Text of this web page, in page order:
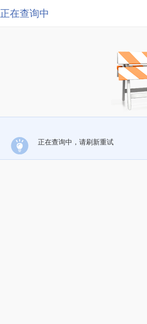
正在查询中
正在查询中，请刷新重试